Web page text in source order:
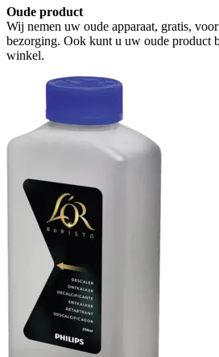
Oude product
Wij nemen uw oude apparaat, gratis,
bezorging. Ook kunt u uw oude product
winkel.